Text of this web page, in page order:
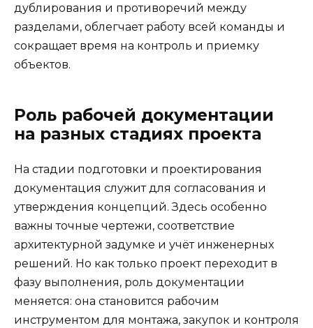
дублирования и противоречий между
разделами, облегчает работу всей команды и
сокращает время на контроль и приемку
объектов.
Роль рабочей документации
на разных стадиях проекта
На стадии подготовки и проектирования
документация служит для согласования и
утверждения концепций. Здесь особенно
важны точные чертежи, соответствие
архитектурной задумке и учёт инженерных
решений. Но как только проект переходит в
фазу выполнения, роль документации
меняется: она становится рабочим
инструментом для монтажа, закупок и контроля